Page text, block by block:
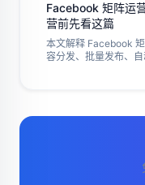
Facebook 矩阵运
营前先看这篇
本文解释 Facebook
容分发、批量发布、